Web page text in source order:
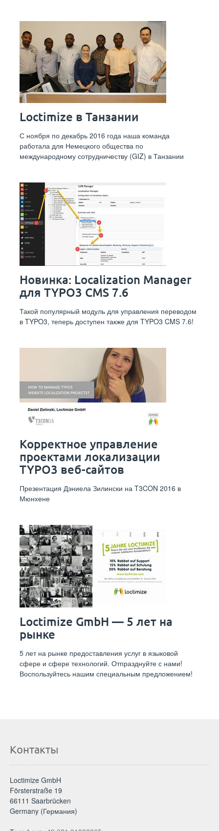
Loctimize в Танзании
С ноября по декабрь 2016 года наша команда
работала для Немецкого общества по
международному сотрудничеству (GIZ) в Танзании
Новинка: Localization Manager
для TYPO3 CMS 7.6
Такой популярный модуль для управления переводом
в TYPO3, теперь доступен также для TYPO3 CMS 7.6!
Корректное управление
проектами локализации
TYPO3 веб-сайтов
Презентация Дэниела Зилински на T3CON 2016 в
Мюнхене
Loctimize GmbH — 5 лет на
рынке
5 лет на рынке предоставления услуг в языковой
сфере и сфере технологий. Отпразднуйте с нами!
Воспользуйтесь нашим специальным предложением!
Контакты
Loctimize GmbH
Försterstraße 19
66111 Saarbrücken
Germany (Германия)